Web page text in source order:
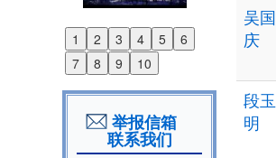
1 2 3 4 5
6
7
8 9 10
Previous
Next
举报信箱
联系我们
吴国
庆
段玉
明